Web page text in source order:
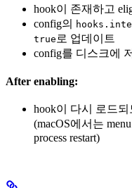
hook이 존재하고
config의
true 로 업데이트
config를 디스크에
After enabling:
hook이 다시 로드
(macOS에서는
process restart)